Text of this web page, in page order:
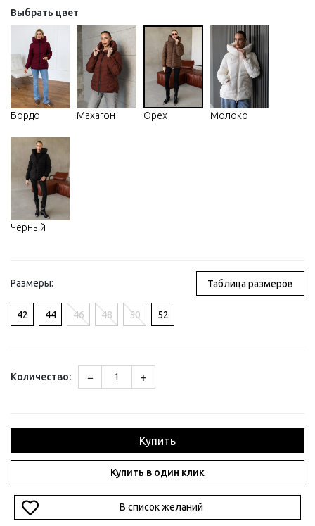
Выбрать цвет
Бордо Махагон Орех Молоко
Черный
Размеры: Таблица размеров
42 44 46 48 50 52
Количество: − +
Купить
Купить в один клик
В список желаний